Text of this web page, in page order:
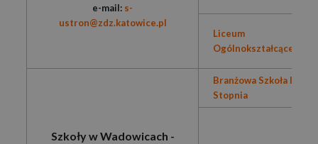
e-mail: s-
ustron@zdz.katowice.pl
Liceum
Ogólnokształcące
Szkoły w Wadowicach -
Branżowa Szkoła I
Stopnia